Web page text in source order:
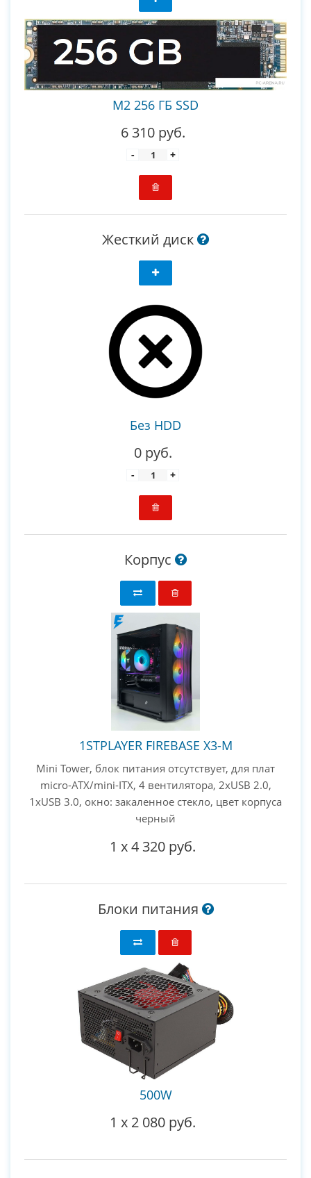
M2 256 ГБ SSD
6 310 руб.
- +
Жесткий диск
Без HDD
0 руб.
- +
Корпус
1STPLAYER FIREBASE X3-M
Mini Tower, блок питания отсутствует, для плат
micro-ATX/mini-ITX, 4 вентилятора, 2xUSB 2.0,
1xUSB 3.0, окно: закаленное стекло, цвет корпуса
черный
1 x4 320 руб.
Блоки питания
500W
1 x 2 080 руб.